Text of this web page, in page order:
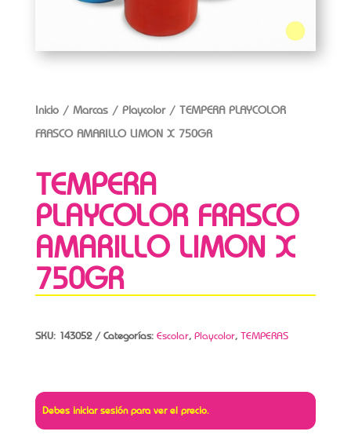
Inicio/ Marcas/ Playcolor/ TEMPERA PLAYCOLOR
FRASCO AMARILLO LIMON X 750GR
TEMPERA
PLAYCOLOR FRASCO
AMARILLO LIMON X
750GR
SKU: 143052 Categorías: Escolar, Playcolor, TEMPERAS
Debes iniciar sesión para ver el precio.